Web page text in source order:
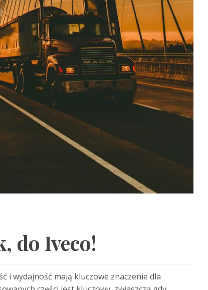
do Iveco!
i wydajność mają kluczowe znaczenie dla